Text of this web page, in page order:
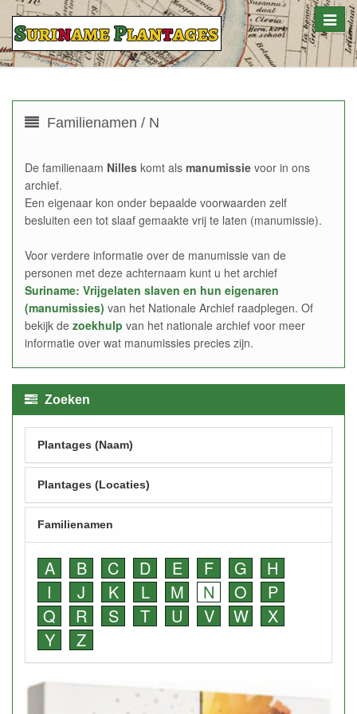
Toggle
Familienamen / N
De familienaam Nilles komt als manumissie voor in ons
archief.
Een eigenaar kon onder bepaalde voorwaarden zelf
besluiten een tot slaaf gemaakte vrij te laten (manumissie).
Voor verdere informatie over de manumissie van de
personen met deze achternaam kunt u het archief
Suriname: Vrijgelaten slaven en hun eigenaren
(manumissies) van het Nationale Archief raadplegen. Of
bekijk de zoekhulp van het nationale archief voor meer
informatie over wat manumissies precies zijn.
Zoeken
Plantages (Naam)
Plantages (Locaties)
Familienamen
A B C D E F G
H
I
J K L M N O
P
Q
R S T U V W
X
Y
Z